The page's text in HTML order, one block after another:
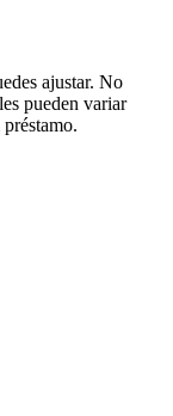
ajustar. No
pueden variar